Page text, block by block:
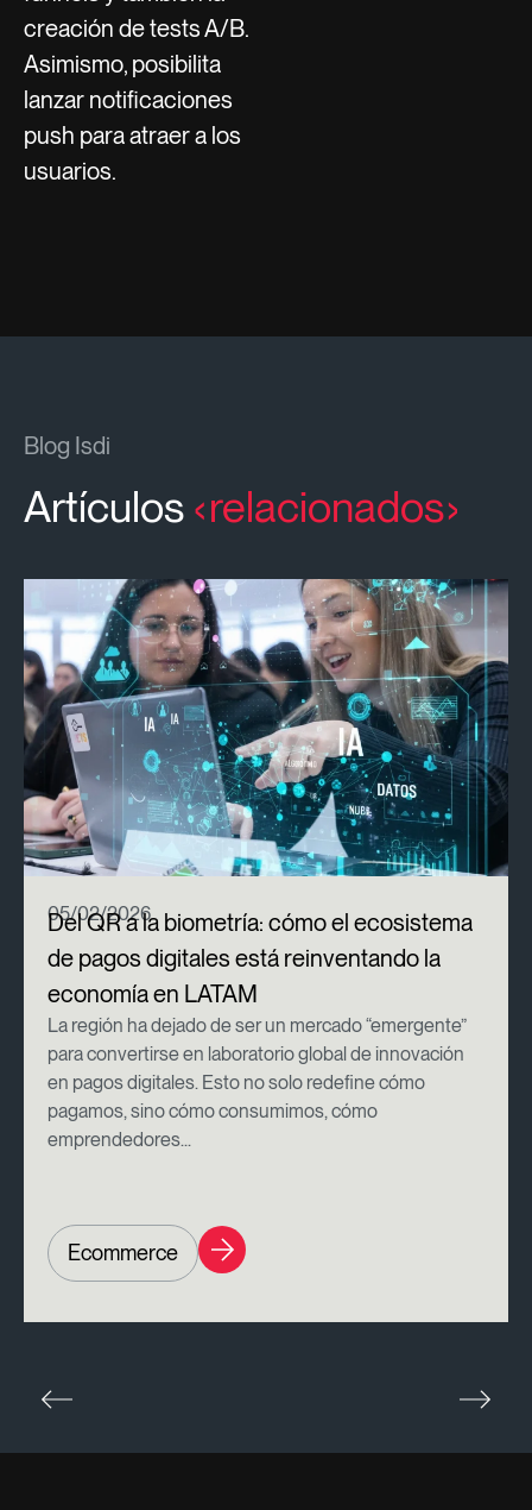
creación de tests A/B.
Asimismo, posibilita
lanzar notificaciones
push para atraer a los
usuarios.
Blog Isdi
Artículos relacionados
05/02/2026
Del QR a la biometría: cómo el ecosistema
de pagos digitales está reinventando la
economía en LATAM
La región ha dejado de ser un mercado “emergente”
para convertirse en laboratorio global de innovación
en pagos digitales. Esto no solo redefine cómo
pagamos, sino cómo consumimos, cómo
emprendedores...
Ecommerce